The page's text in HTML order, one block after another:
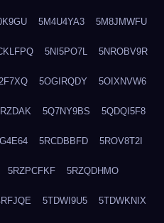
5M4U4YA3 5M8JMWFU
5NI5PO7L 5NROBV9R
5OGIRQDY 5OIXNVW6
5Q7NY9BS 5QDQI5F8
5RCDBBFD 5ROV8T2I
5RZPCFKF 5RZQDHMO
5TDWI9U5 5TDWKNIX